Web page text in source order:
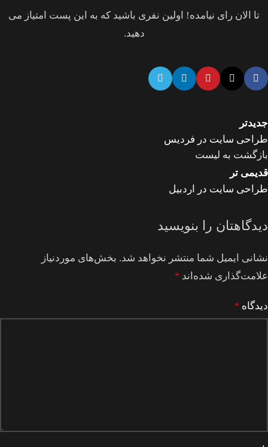
تا الان رای نیامده! اولین نفری باشید که به این پست امتیاز می
دهید.
جدیدتر
طراحی سایت در فردیس
بازگشت به لیست
قدیمی تر
طراحی سایت در اردبیل
دیدگاهتان را بنویسید
نشانی ایمیل شما منتشر نخواهد شد. بخش‌های موردنیاز
علامت‌گذاری شده‌اند *
دیدگاه *